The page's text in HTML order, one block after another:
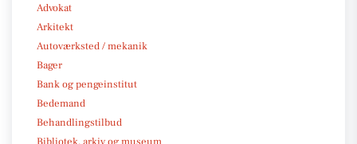
Advokat
Arkitekt
Autoværksted / mekanik
Bager
Bank og pengeinstitut
Bedemand
Behandlingstilbud
Bibliotek, arkiv og museum